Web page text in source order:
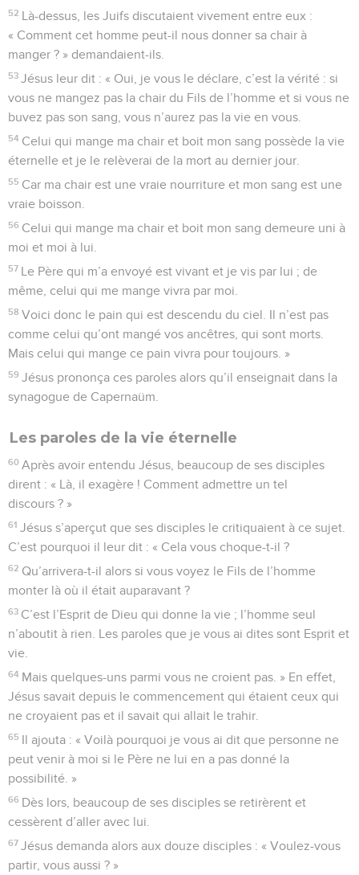
52 Là-dessus, les Juifs discutaient vivement entre eux :
« Comment cet homme peut-il nous donner sa chair à
manger ? » demandaient-ils.
53 Jésus leur dit : « Oui, je vous le déclare, c’est la vérité : si
vous ne mangez pas la chair du Fils de l’homme et si vous ne
buvez pas son sang, vous n’aurez pas la vie en vous.
54 Celui qui mange ma chair et boit mon sang possède la vie
éternelle et je le relèverai de la mort au dernier jour.
55 Car ma chair est une vraie nourriture et mon sang est une
vraie boisson.
56 Celui qui mange ma chair et boit mon sang demeure uni à
moi et moi à lui.
57 Le Père qui m’a envoyé est vivant et je vis par lui ; de
même, celui qui me mange vivra par moi.
58 Voici donc le pain qui est descendu du ciel. Il n’est pas
comme celui qu’ont mangé vos ancêtres, qui sont morts.
Mais celui qui mange ce pain vivra pour toujours. »
59 Jésus prononça ces paroles alors qu’il enseignait dans la
synagogue de Capernaüm.
Les paroles de la vie éternelle
60 Après avoir entendu Jésus, beaucoup de ses disciples
dirent : « Là, il exagère ! Comment admettre un tel
discours ? »
61 Jésus s’aperçut que ses disciples le critiquaient à ce sujet.
C’est pourquoi il leur dit : « Cela vous choque-t-il ?
62 Qu’arrivera-t-il alors si vous voyez le Fils de l’homme
monter là où il était auparavant ?
63 C’est l’Esprit de Dieu qui donne la vie ; l’homme seul
n’aboutit à rien. Les paroles que je vous ai dites sont Esprit et
vie.
64 Mais quelques-uns parmi vous ne croient pas. » En effet,
Jésus savait depuis le commencement qui étaient ceux qui
ne croyaient pas et il savait qui allait le trahir.
65 Il ajouta : « Voilà pourquoi je vous ai dit que personne ne
peut venir à moi si le Père ne lui en a pas donné la
possibilité. »
66 Dès lors, beaucoup de ses disciples se retirèrent et
cessèrent d’aller avec lui.
67 Jésus demanda alors aux douze disciples : « Voulez-vous
partir, vous aussi ? »